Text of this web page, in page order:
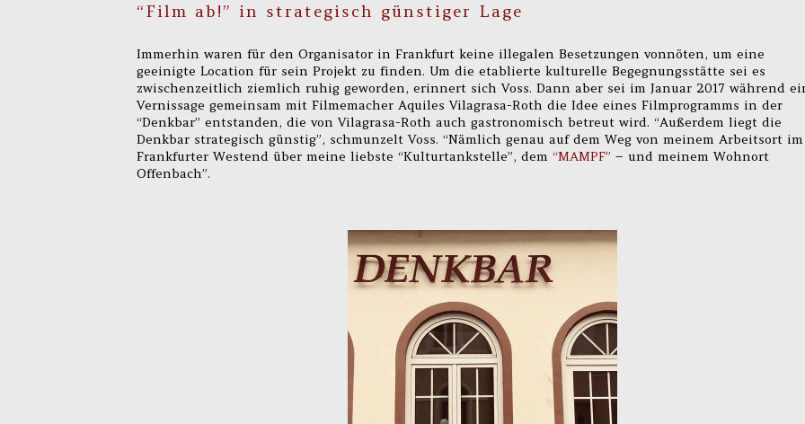
“Film ab!” in strategisch günstiger Lage
Immerhin waren für den Organisator in Frankfurt keine illegalen Besetzungen vonnöten, um eine
geeinigte Location für sein Projekt zu finden. Um die etablierte kulturelle Begegnungsstätte sei es
zwischenzeitlich ziemlich ruhig geworden, erinnert sich Voss. Dann aber sei im Januar 2017 während
Vernissage gemeinsam mit Filmemacher Aquiles Vilagrasa-Roth die Idee eines Filmprogramms in der
“Denkbar” entstanden, die von Vilagrasa-Roth auch gastronomisch betreut wird. “Außerdem liegt die
Denkbar strategisch günstig”, schmunzelt Voss. “Nämlich genau auf dem Weg von meinem Arbeitsort im
Frankfurter Westend über meine liebste “Kulturtankstelle”, dem “MAMPF” – und meinem Wohnort
Offenbach”.